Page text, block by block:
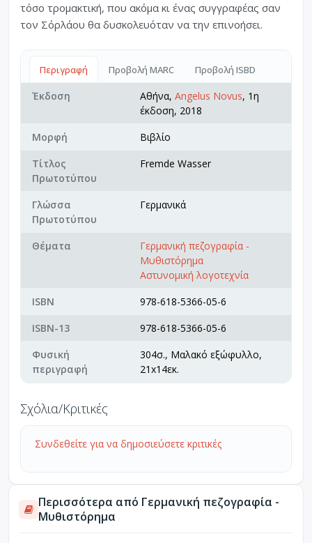
τόσο τρομακτική, που ακόμα κι ένας συγγραφέας σαν
τον Σόρλάου θα δυσκολευόταν να την επινοήσει.
Περιγραφή Προβολή MARC Προβολή ISBD
Έκδοση Αθήνα, Angelus Novus, 1η
έκδοση, 2018
Μορφή
Βιβλίο
Τίτλος
Πρωτοτύπου
Fremde Wasser
Γλώσσα
Πρωτοτύπου
Γερμανικά
Θέματα
Γερμανική πεζογραφία -
Μυθιστόρημα
Αστυνομική λογοτεχνία
ISBN
978-618-5366-05-6
ISBN-13
978-618-5366-05-6
Φυσική
περιγραφή
304σ., Μαλακό εξώφυλλο,
21x14εκ.
Σχόλια/Κριτικές
Συνδεθείτε για να δημοσιεύσετε κριτικές
Περισσότερα από Γερμανική πεζογραφία -
Μυθιστόρημα